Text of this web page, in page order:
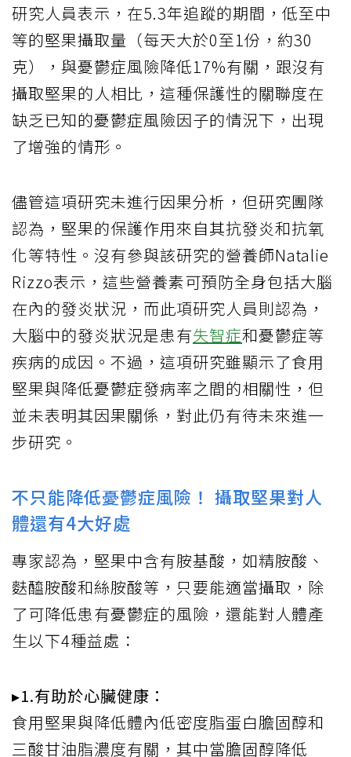
研究人員表示，在5.3年追蹤的期間，低至中
等的堅果攝取量（每天大於0至1份，約30
克），與憂鬱症風險降低17%有關，跟沒有
攝取堅果的人相比，這種保護性的關聯度在
缺乏已知的憂鬱症風險因子的情況下，出現
了增強的情形。
儘管這項研究未進行因果分析，但研究團隊
認為，堅果的保護作用來自其抗發炎和抗氧
化等特性。沒有參與該研究的營養師Natalie
Rizzo表示，這些營養素可預防全身包括大腦
在內的發炎狀況，而此項研究人員則認為，
大腦中的發炎狀況是患有失智症和憂鬱症等
疾病的成因。不過，這項研究雖顯示了食用
堅果與降低憂鬱症發病率之間的相關性，但
並未表明其因果關係，對此仍有待未來進一
步研究。
不只能降低憂鬱症風險！ 攝取堅果對人
體還有4大好處
專家認為，堅果中含有胺基酸，如精胺酸、
麩醯胺酸和絲胺酸等，只要能適當攝取，除
了可降低患有憂鬱症的風險，還能對人體產
生以下4種益處：
▸1.有助於心臟健康：
食用堅果與降低體內低密度脂蛋白膽固醇和
三酸甘油脂濃度有關，其中當膽固醇降低